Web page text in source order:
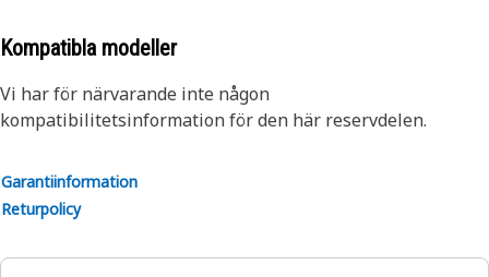
Kompatibla modeller
Vi har för närvarande inte någon
kompatibilitetsinformation för den här reservdelen.
Garantiinformation
Returpolicy